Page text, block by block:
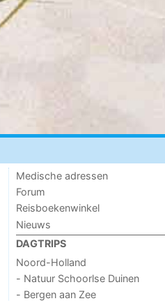
Medische adressen
Forum
Reisboekenwinkel
Nieuws
DAGTRIPS
Noord-Holland
- Natuur Schoorlse Duinen
- Bergen aan Zee